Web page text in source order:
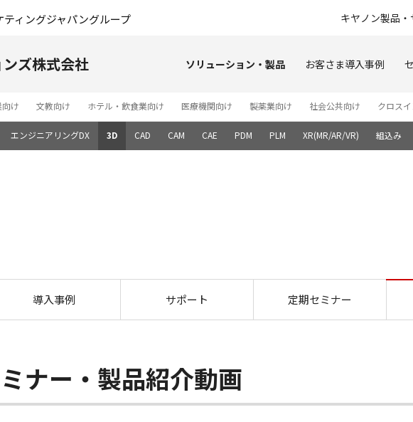
ティングジャパングループ キヤノン製品
ズ株式会社 ソリューション・製品 お客さま導入事例
け 文教向け ホテル・飲食業向け 医療機関向け 製薬業向け 社会公共向け クロス
エンジニアリングDX 3D CAD CAM CAE PDM PLM XR(MR/AR/VR) 組込み
導入事例 サポート 定期セミナー
ナー・製品紹介動画